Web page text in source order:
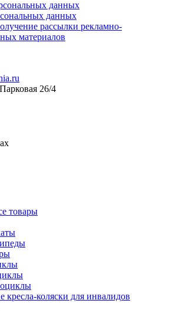
данных
данных
рассылки рекламно-
материалов
26/4
товары
кресла-коляски для инвалидов